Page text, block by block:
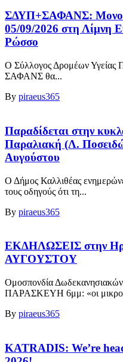
ΣΔΥΠ+ΣΑΦΑΝΣ:
05/09/2026 στη Λίμνη
Ρώσσο
Ο Σύλλογος Δρομέων Υγείας
ΣΑΦΑΝΣ θα...
By piraeus365
Παραδίδεται στην
Παραλιακή (Λ.
Αυγούστου
Ο Δήμος Καλλιθέας
τους οδηγούς ότι τη...
By piraeus365
ΕΚΔΗΛΩΣΕΙΣ στην
ΑΥΓΟΥΣΤΟΥ
Ομοσπονδία
ΠΑΡΑΣΚΕΥΗ 6μμ: «οι
By piraeus365
KATRADIS: We’re